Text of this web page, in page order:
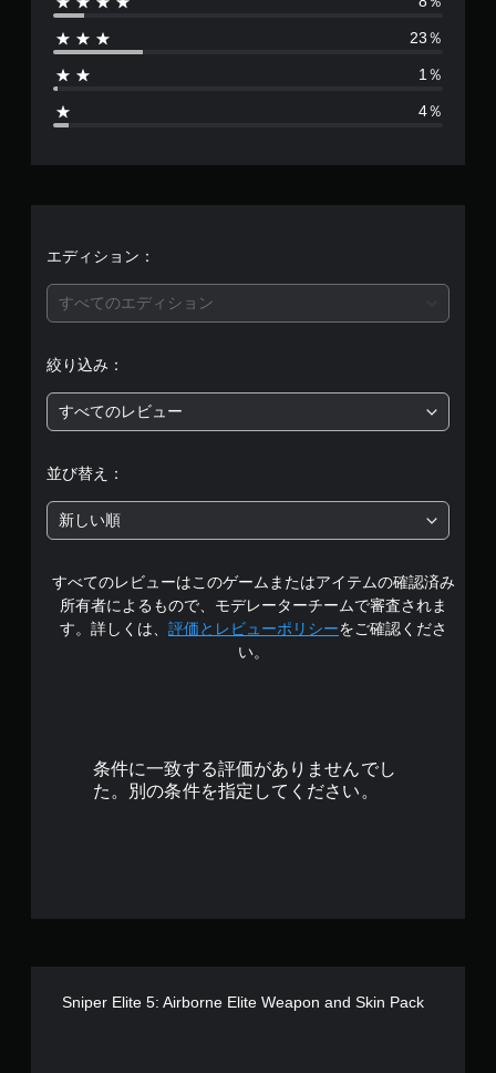
は
2
は
5
階
中
の
4
23％
1％
4％
エディション：
すべてのエディション
絞り込み：
すべてのレビュー
並び替え：
新しい順
すべてのレビューはこのゲームまたはアイテムの確認済み
所有者によるもので、モデレーターチームで審査されま
す。詳しくは、 評価とレビューポリシーをご確認くださ
い。
条件に一致する評価がありませんでし
た。別の条件を指定してください。
Sniper Elite 5: Airborne Elite Weapon and Skin Pack